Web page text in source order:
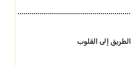
الطريق إلى القلوب